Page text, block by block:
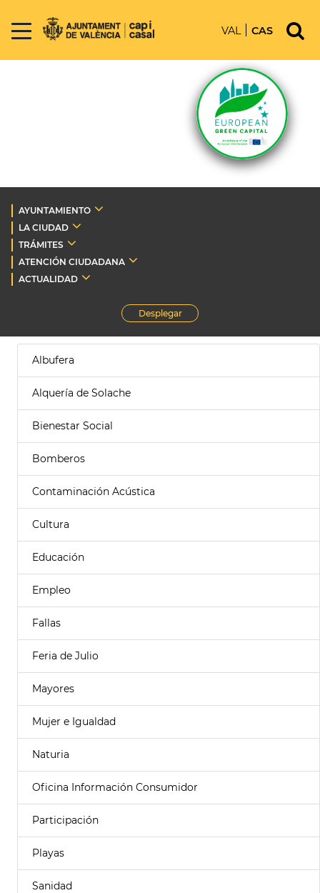
VAL CAS
AYUNTAMIENTO
LA CIUDAD
TRÁMITES
ATENCIÓN CIUDADANA
ACTUALIDAD
Desplegar
Albufera
Alquería de Solache
Bienestar Social
Bomberos
Contaminación Acústica
Cultura
Educación
Empleo
Fallas
Feria de Julio
Mayores
Mujer e Igualdad
Naturia
Oficina Información Consumidor
Participación
Playas
Sanidad